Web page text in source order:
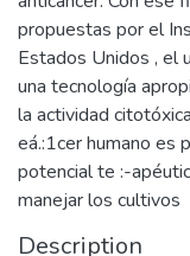
propuestas por el
Estados Unidos , el
una tecnología
la actividad
eá.:1cer humano es
potencial te :-
manejar los cultivos
Description